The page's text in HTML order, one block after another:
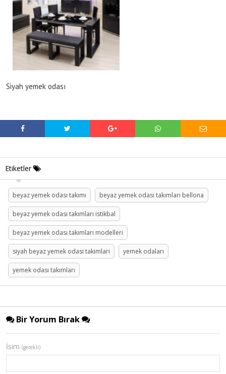
Siyah yemek odası
Etiketler
beyaz yemek odası takımı beyaz yemek odası takımları bellona
beyaz yemek odası takımları istikbal
beyaz yemek odası takımları modelleri
siyah beyaz yemek odasi takimlari yemek odaları
yemek odası takımları
Bir Yorum Bırak
İsim (gerekli)